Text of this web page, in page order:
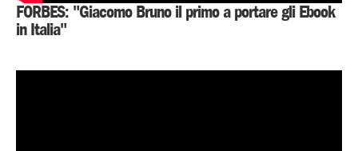
FORBES: "Giacomo Bruno il primo a portare gli Ebook
in Italia"